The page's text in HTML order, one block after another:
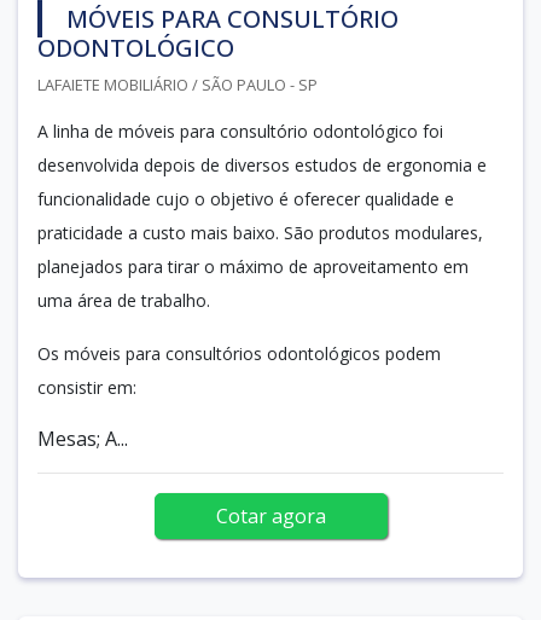
MÓVEIS PARA CONSULTÓRIO
ODONTOLÓGICO
LAFAIETE MOBILIÁRIO / SÃO PAULO - SP
A linha de móveis para consultório odontológico foi
desenvolvida depois de diversos estudos de ergonomia e
funcionalidade cujo o objetivo é oferecer qualidade e
praticidade a custo mais baixo. São produtos modulares,
planejados para tirar o máximo de aproveitamento em
uma área de trabalho.
Os móveis para consultórios odontológicos podem
consistir em:
Mesas; A...
Cotar agora